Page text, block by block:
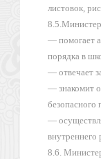
листовок,
— помогает
порядка в
— отвечает
— знакомит
безопасного
—
внутреннего
8.6.